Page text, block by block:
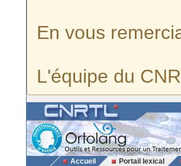
En vous
L'équipe du
Accueil Portail lexical